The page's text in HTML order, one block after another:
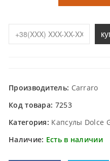
Производитель: Carraro
Код товара: 7253
Категория: Капсулы Dolce
Наличие: Есть в наличии